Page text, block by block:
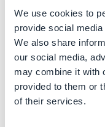
We use cookies to
provide social
We also share
our social media,
may combine it with
provided to them or
of their services.